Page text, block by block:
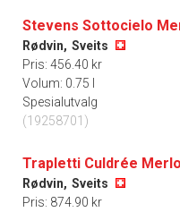
Stevens Sottocielo
Rødvin, Sveits
Pris: 456.40 kr
Volum: 0.75 l
Spesialutvalg
(19258701)
Trapletti Culdrée
Rødvin, Sveits
Pris: 874.90 kr